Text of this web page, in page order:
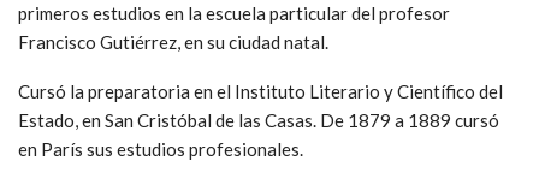
primeros estudios en la escuela particular del profesor
Francisco Gutiérrez, en su ciudad natal.
Cursó la preparatoria en el Instituto Literario y Científico del
Estado, en San Cristóbal de las Casas. De 1879 a 1889 cursó
en París sus estudios profesionales.